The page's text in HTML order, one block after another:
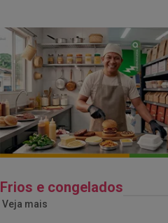
Frios e congelados
Veja mais